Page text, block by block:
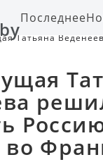
Последнее
Татьяна
во